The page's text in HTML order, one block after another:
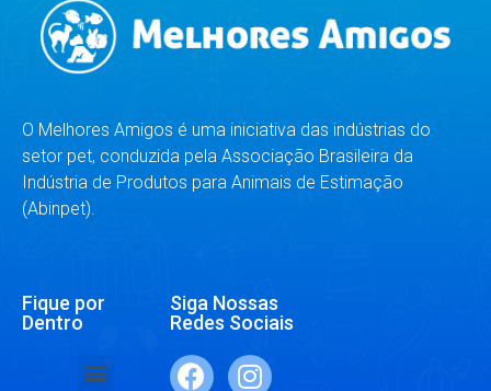
O Melhores Amigos é uma iniciativa das indústrias do
setor pet, conduzida pela Associação Brasileira da
Indústria de Produtos para Animais de Estimação
(Abinpet).
Fique por
Dentro
Siga Nossas
Redes Sociais